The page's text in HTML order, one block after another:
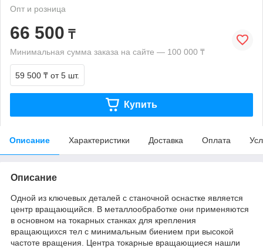
Опт и розница
66 500 ₸
Минимальная сумма заказа на сайте — 100 000 ₸
59 500 ₸ от 5 шт.
Купить
Описание Характеристики Доставка Оплата
Описание
Одной из ключевых деталей с станочной оснастке является
центр вращающийся. В металлообработке они применяются
в основном на токарных станках для крепления
вращающихся тел с минимальным биением при высокой
частоте вращения. Центра токарные вращающиеся нашли